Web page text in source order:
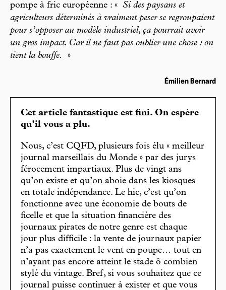
pompe à fric européenne : « Si des paysans et
agriculteurs déterminés à vraiment peser se regroupaient
pour s’opposer au modèle industriel, ça pourrait avoir
un gros impact. Car il ne faut pas oublier une chose : on
tient la bouffe.
»
Émilien Bernard
Cet article fantastique est fini. On espère
qu’il vous a plu.
Nous, c’est CQFD, plusieurs fois élu « meilleur
journal marseillais du Monde » par des jurys
férocement impartiaux. Plus de vingt ans
qu’on existe et qu’on aboie dans les kiosques
en totale indépendance. Le hic, c’est qu’on
fonctionne avec une économie de bouts de
ficelle et que la situation financière des
journaux pirates de notre genre est chaque
jour plus difficile : la vente de journaux papier
n’a pas exactement le vent en poupe… tout en
n’ayant pas encore atteint le stade ô combien
stylé du vintage. Bref, si vous souhaitez que ce
journal puisse continuer à exister et que vous